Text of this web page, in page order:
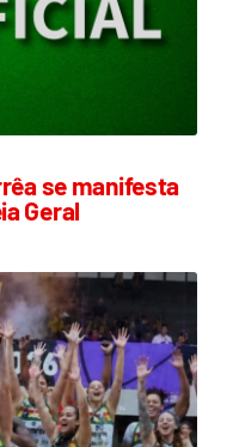
se manifesta
Geral